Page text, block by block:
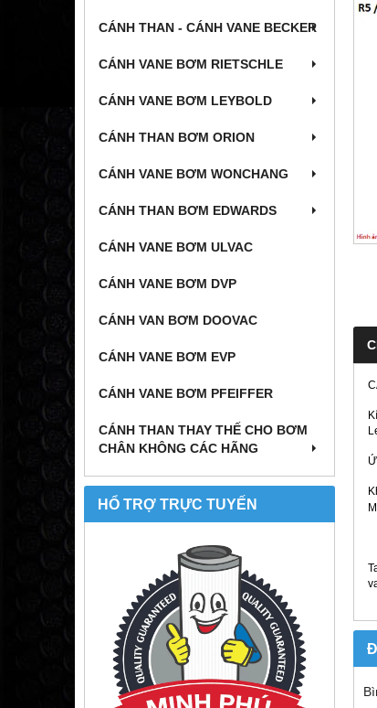
CÁNH THAN - CÁNH VANE BECKER
CÁNH VANE BƠM RIETSCHLE
CÁNH VANE BƠM LEYBOLD
CÁNH THAN BƠM ORION
CÁNH VANE BƠM WONCHANG
CÁNH THAN BƠM EDWARDS
CÁNH VANE BƠM ULVAC
CÁNH VANE BƠM DVP
CÁNH VAN BƠM DOOVAC
CÁNH VANE BƠM EVP
CÁNH VANE BƠM PFEIFFER
CÁNH THAN THAY THẾ CHO BƠM
CHÂN KHÔNG CÁC HÃNG
HỔ TRỢ TRỰC TUYẾN